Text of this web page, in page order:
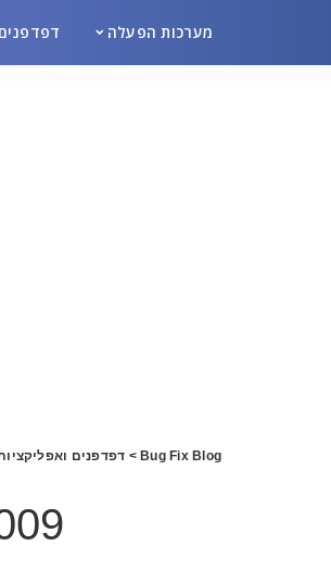
מערכות הפעלה
Bug Fix Blog
> דפדפנים